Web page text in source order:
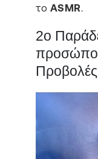
το ASMR.
2ο
Προβολές